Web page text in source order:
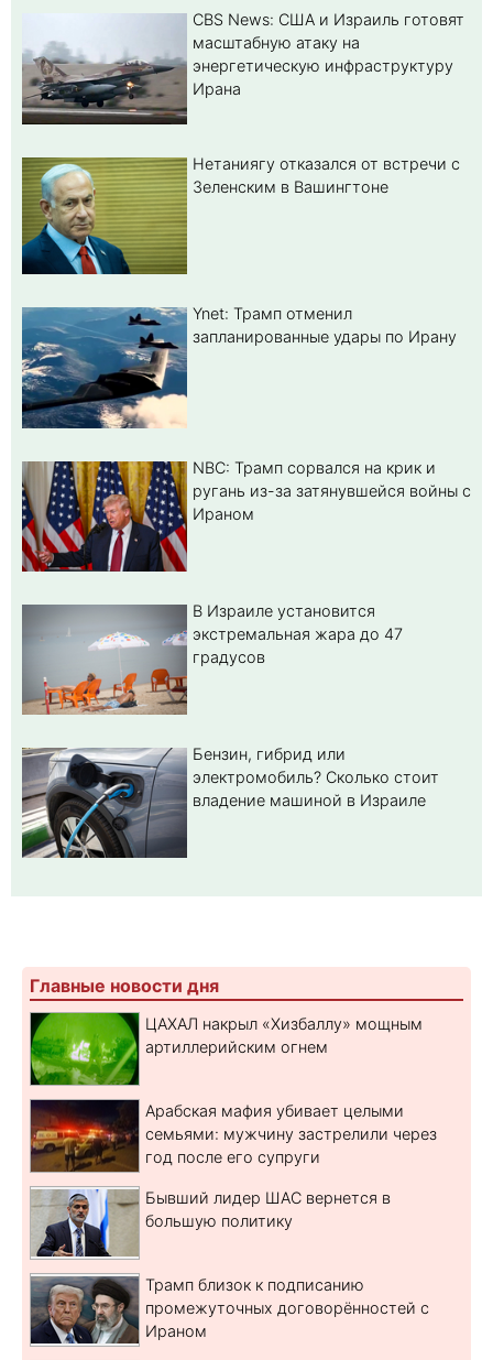
CBS News: США и Израиль готовят
масштабную атаку на
энергетическую инфраструктуру
Ирана
Нетаниягу отказался от встречи с
Зеленским в Вашингтоне
Ynet: Трамп отменил
запланированные удары по Ирану
NBC: Трамп сорвался на крик и
ругань из-за затянувшейся войны с
Ираном
В Израиле установится
экстремальная жара до 47
градусов
Бензин, гибрид или
электромобиль? Cколько стоит
владение машиной в Израиле
Главные новости дня
ЦАХАЛ накрыл «Хизбаллу» мощным
артиллерийским огнем
Арабская мафия убивает целыми
семьями: мужчину застрелили через
год после его супруги
Бывший лидер ШАС вернется в
большую политику
Трамп близок к подписанию
промежуточных договорённостей с
Ираном